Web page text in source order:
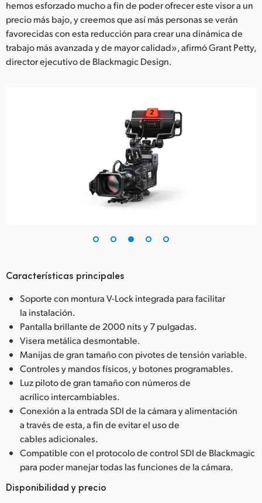
hemos esforzado mucho a fin de poder ofrecer este visor a un
precio más bajo, y creemos que así más personas se verán
favorecidas con esta reducción para crear una dinámica de
trabajo más avanzada y de mayor calidad», afirmó Grant Petty,
director ejecutivo de Blackmagic Design.
Características principales
Soporte con montura V-Lock integrada para facilitar
la instalación.
Pantalla brillante de 2000 nits y 7 pulgadas.
Visera metálica desmontable.
Manijas de gran tamaño con pivotes de tensión variable.
Controles y mandos físicos, y botones programables.
Luz piloto de gran tamaño con números de
acrílico intercambiables.
Conexión a la entrada SDI de la cámara y alimentación
a través de esta, a fin de evitar el uso de
cables adicionales.
Compatible con el protocolo de control SDI de Blackmagic
para poder manejar todas las funciones de la cámara.
Disponibilidad y precio